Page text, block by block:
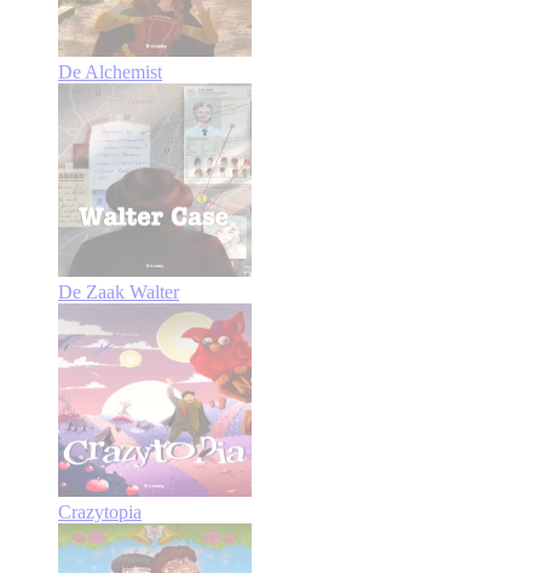
De Alchemist
De Zaak Walter
Crazytopia